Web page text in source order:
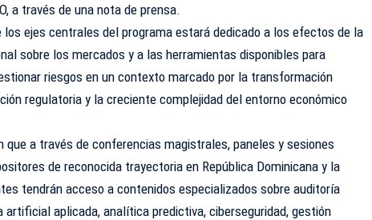
a través de una nota de prensa.
los ejes centrales del programa estará dedicado a los efectos de la
sobre los mercados y a las herramientas disponibles para
riesgos en un contexto marcado por la transformación
regulatoria y la creciente complejidad del entorno económico
que a través de conferencias magistrales, paneles y sesiones
de reconocida trayectoria en República Dominicana y la
tendrán acceso a contenidos especializados sobre auditoría
artificial aplicada, analítica predictiva, ciberseguridad, gestión